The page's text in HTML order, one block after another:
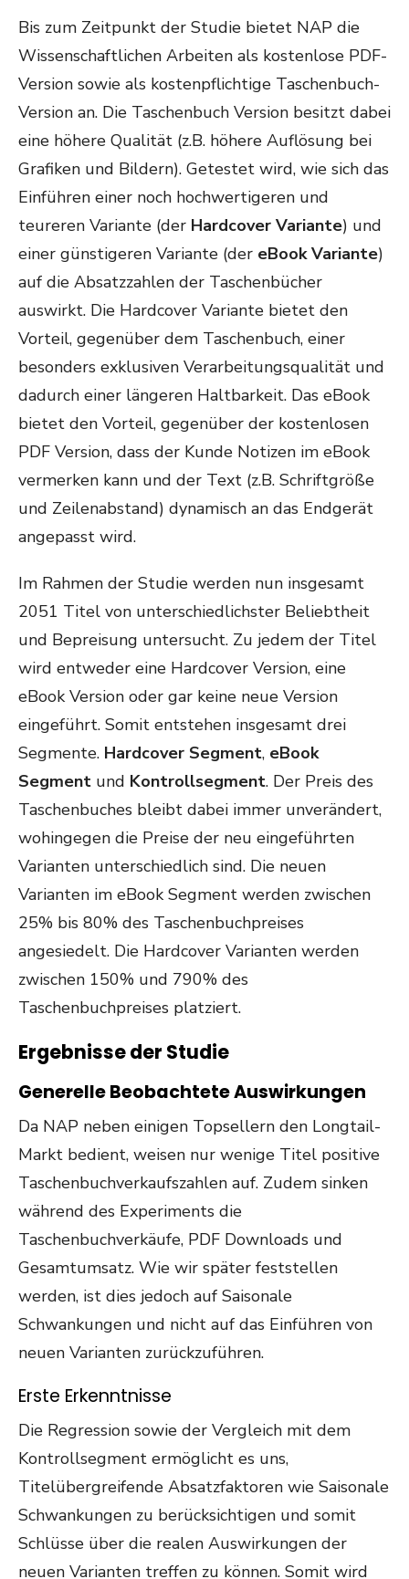
Bis zum Zeitpunkt der Studie bietet NAP die
Wissenschaftlichen Arbeiten als kostenlose PDF-
Version sowie als kostenpflichtige Taschenbuch-
Version an. Die Taschenbuch Version besitzt dabei
eine höhere Qualität (z.B. höhere Auflösung bei
Grafiken und Bildern). Getestet wird, wie sich das
Einführen einer noch hochwertigeren und
teureren Variante (der Hardcover Variante) und
einer günstigeren Variante (der eBook Variante)
auf die Absatzzahlen der Taschenbücher
auswirkt. Die Hardcover Variante bietet den
Vorteil, gegenüber dem Taschenbuch, einer
besonders exklusiven Verarbeitungsqualität und
dadurch einer längeren Haltbarkeit. Das eBook
bietet den Vorteil, gegenüber der kostenlosen
PDF Version, dass der Kunde Notizen im eBook
vermerken kann und der Text (z.B. Schriftgröße
und Zeilenabstand) dynamisch an das Endgerät
angepasst wird.
Im Rahmen der Studie werden nun insgesamt
2051 Titel von unterschiedlichster Beliebtheit
und Bepreisung untersucht. Zu jedem der Titel
wird entweder eine Hardcover Version, eine
eBook Version oder gar keine neue Version
eingeführt. Somit entstehen insgesamt drei
Segmente. Hardcover Segment, eBook
Segment und Kontrollsegment. Der Preis des
Taschenbuches bleibt dabei immer unverändert,
wohingegen die Preise der neu eingeführten
Varianten unterschiedlich sind. Die neuen
Varianten im eBook Segment werden zwischen
25% bis 80% des Taschenbuchpreises
angesiedelt. Die Hardcover Varianten werden
zwischen 150% und 790% des
Taschenbuchpreises platziert.
Ergebnisse der Studie
Generelle Beobachtete Auswirkungen
Da NAP neben einigen Topsellern den Longtail-
Markt bedient, weisen nur wenige Titel positive
Taschenbuchverkaufszahlen auf. Zudem sinken
während des Experiments die
Taschenbuchverkäufe, PDF Downloads und
Gesamtumsatz. Wie wir später feststellen
werden, ist dies jedoch auf Saisonale
Schwankungen und nicht auf das Einführen von
neuen Varianten zurückzuführen.
Erste Erkenntnisse
Die Regression sowie der Vergleich mit dem
Kontrollsegment ermöglicht es uns,
Titelübergreifende Absatzfaktoren wie Saisonale
Schwankungen zu berücksichtigen und somit
Schlüsse über die realen Auswirkungen der
neuen Varianten treffen zu können. Somit wird